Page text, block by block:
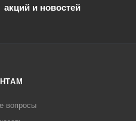
акций и новостей
вопросы